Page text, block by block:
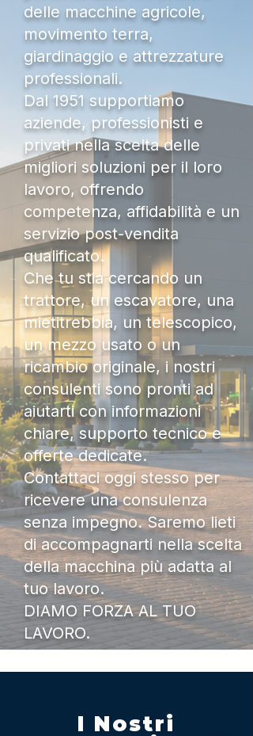
delle macchine agricole,
movimento terra,
giardinaggio e attrezzature
professionali.
Dal 1951 supportiamo
aziende, professionisti e
privati nella scelta delle
migliori soluzioni per il loro
lavoro, offrendo
competenza, affidabilità e un
servizio post-vendita
qualificato.
Che tu stia cercando un
trattore, un escavatore, una
mietitrebbia, un telescopico,
un mezzo usato o un
ricambio originale, i nostri
consulenti sono pronti ad
aiutarti con informazioni
chiare, supporto tecnico e
offerte dedicate.
Contattaci oggi stesso per
ricevere una consulenza
senza impegno. Saremo lieti
di accompagnarti nella scelta
della macchina più adatta al
tuo lavoro.
DIAMO FORZA AL TUO
LAVORO.
I Nostri